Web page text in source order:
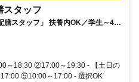
スタッフ
膳スタッフ」 扶養内OK／学生～40
～18:30 ②17:00～19:30 - 【土日の
⑤10:00～17:00 - 選択OK